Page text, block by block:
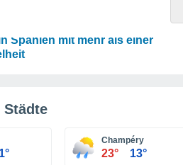
Spanien mit mehr als einer
Champéry
23° 13°